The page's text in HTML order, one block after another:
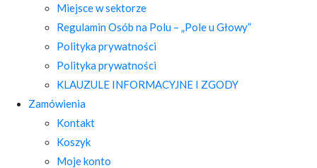
Miejsce w sektorze
Regulamin Osób na Polu – „Pole u Głowy”
Polityka prywatności
Polityka prywatności
KLAUZULE INFORMACYJNE I ZGODY
Zamówienia
Kontakt
Koszyk
Moje konto